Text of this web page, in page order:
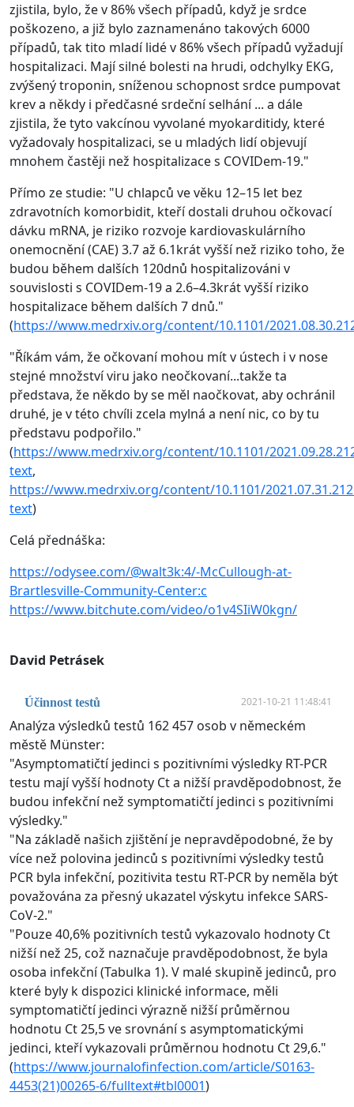
zjistila, bylo, že v 86% všech případů, když je srdce
poškozeno, a již bylo zaznamenáno takových 6000
případů, tak tito mladí lidé v 86% všech případů vyžadují
hospitalizaci. Mají silné bolesti na hrudi, odchylky EKG,
zvýšený troponin, sníženou schopnost srdce pumpovat
krev a někdy i předčasné srdeční selhání ... a dále
zjistila, že tyto vakcínou vyvolané myokarditidy, které
vyžadovaly hospitalizaci, se u mladých lidí objevují
mnohem častěji než hospitalizace s COVIDem-19."
Přímo ze studie: "U chlapců ve věku 12–15 let bez
zdravotních komorbidit, kteří dostali druhou očkovací
dávku mRNA, je riziko rozvoje kardiovaskulárního
onemocnění (CAE) 3.7 až 6.1krát vyšší než riziko toho, že
budou během dalších 120dnů hospitalizováni v
souvislosti s COVIDem-19 a 2.6–4.3krát vyšší riziko
hospitalizace během dalších 7 dnů."
(https://www.medrxiv.org/content/10.1101/
"Říkám vám, že očkovaní mohou mít v ústech i v nose
stejné množství viru jako neočkovaní...takže ta
představa, že někdo by se měl naočkovat, aby ochránil
druhé, je v této chvíli zcela mylná a není nic, co by tu
představu podpořilo."
(https://www.medrxiv.org/content/10.1101/
text,
https://www.medrxiv.org/content/10.1101/
text)
Celá přednáška:
https://odysee.com/@walt3k:4/-McCullough-at-
Brartlesville-Community-Center:c
https://www.bitchute.com/video/o1v4SIiW0kgn/
David Petrásek
Účinnost testů 2021-10-21 11:48:41
Analýza výsledků testů 162 457 osob v německém
městě Münster:
"Asymptomatičtí jedinci s pozitivními výsledky RT-PCR
testu mají vyšší hodnoty Ct a nižší pravděpodobnost, že
budou infekční než symptomatičtí jedinci s pozitivními
výsledky."
"Na základě našich zjištění je nepravděpodobné, že by
více než polovina jedinců s pozitivními výsledky testů
PCR byla infekční, pozitivita testu RT-PCR by neměla být
považována za přesný ukazatel výskytu infekce SARS-
CoV-2."
"Pouze 40,6% pozitivních testů vykazovalo hodnoty Ct
nižší než 25, což naznačuje pravděpodobnost, že byla
osoba infekční (Tabulka 1). V malé skupině jedinců, pro
které byly k dispozici klinické informace, měli
symptomatičtí jedinci výrazně nižší průměrnou
hodnotu Ct 25,5 ve srovnání s asymptomatickými
jedinci, kteří vykazovali průměrnou hodnotu Ct 29,6."
(https://www.journalofinfection.com/article/S0163-
4453(21)00265-6/fulltext#tbl0001)